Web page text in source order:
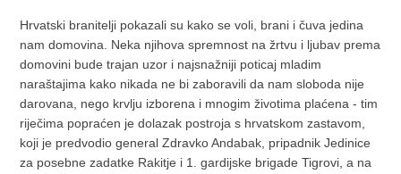
Hrvatski branitelji pokazali su kako se voli, brani i čuva jedina
nam domovina. Neka njihova spremnost na žrtvu i ljubav prema
domovini bude trajan uzor i najsnažniji poticaj mladim
naraštajima kako nikada ne bi zaboravili da nam sloboda nije
darovana, nego krvlju izborena i mnogim životima plaćena - tim
riječima popraćen je dolazak postroja s hrvatskom zastavom,
koji je predvodio general Zdravko Andabak, pripadnik Jedinice
za posebne zadatke Rakitje i 1. gardijske brigade Tigrovi, a na